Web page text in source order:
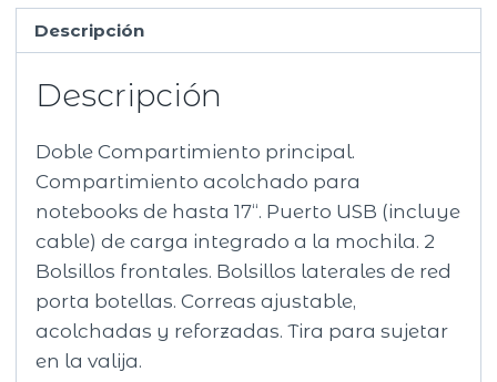
Descripción
Descripción
Doble Compartimiento principal.
Compartimiento acolchado para
notebooks de hasta 17“. Puerto USB (incluye
cable) de carga integrado a la mochila. 2
Bolsillos frontales. Bolsillos laterales de red
porta botellas. Correas ajustable,
acolchadas y reforzadas. Tira para sujetar
en la valija.